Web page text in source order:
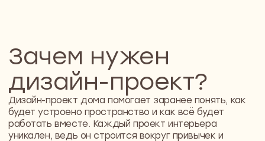
УЗНАТЬ ЧТО ВХОДИТ В ДИЗАЙН-
ПРОЕКТ
сочетаются цвета, где будет
удобно жить и работать
Бесплатная